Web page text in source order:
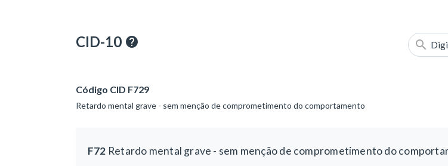
CID-10
Código CID F729
Retardo mental grave - sem menção de comprometimento do comportamento
F72 Retardo mental grave - sem menção de comprometimento do